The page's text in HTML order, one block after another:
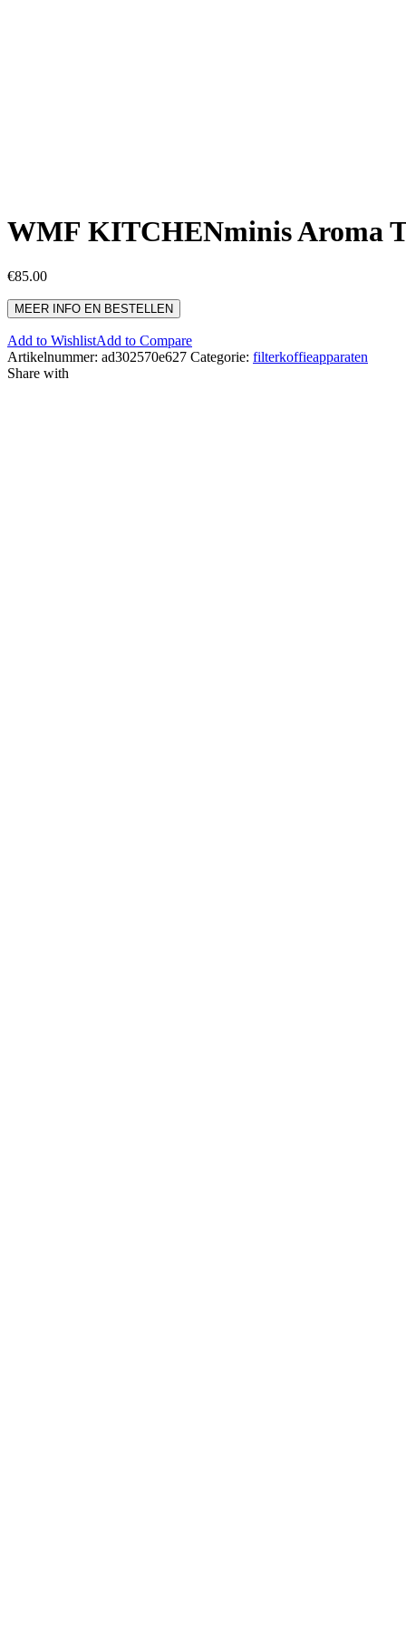
WMF KITCHENminis Aroma
€85.00
MEER INFO EN BESTELLEN
Add to WishlistAdd to Compare
Artikelnummer: ad302570e627 Categorie: filterkoffieapparaten
Share with